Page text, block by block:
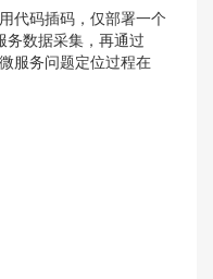
代码插码，仅部署一个
务数据采集，再通过
服务问题定位过程在